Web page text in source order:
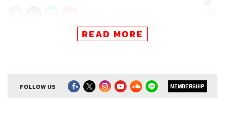
THE STANDARD PODCAST
READ MORE
FOLLOW US MEMBERSHIP